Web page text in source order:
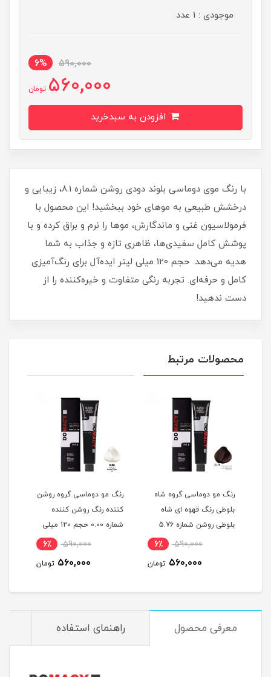
موجودی : 1 عدد
590,000
6%
560,000 تومان
با رنگ موی دوماسی بلوند دودی روشن شماره 8.1، زیبایی و
درخشش طبیعی به موهای خود ببخشید! این محصول با
فرمولاسیون غنی و ماندگارش، موها را نرم و براق کرده و با
پوشش کامل سفیدی‌ها، ظاهری تازه و جذاب به شما
هدیه می‌دهد. حجم 120 میلی‌ لیتر ایده‌آل برای رنگ‌آمیزی
کامل و حرفه‌ای. تجربه رنگی متفاوت و خیره‌کننده را از
دست ندهید!
محصولات مرتبط
رنگ مو دوماسی گروه شاه
بلوطی رنگ قهوه ای شاه
بلوطی روشن شماره 5.76
590,000 6٪
560,000 تومان
رنگ مو دوماسی گروه روشن
کننده رنگ روشن کننده
شماره 0.00 حجم 120 میلی
590,000 6٪
560,000 تومان
معرفی محصول راهنمای استفاده